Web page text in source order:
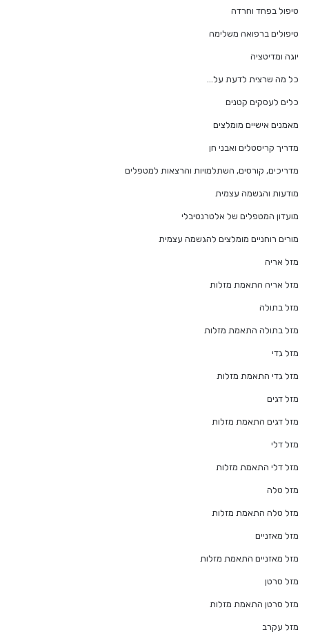
טיפול בפחד וחרדה
טיפולים ברפואה משלימה
יוגה ומדיטציה
כל מה שרצית לדעת על…
כלים לעסקים קטנים
מאמנים אישיים מומלצים
מדריך קריסטלים ואבני חן
מדריכים, קורסים, השתלמויות והרצאות למטפלים
מודעות והגשמה עצמית
מועדון המטפלים של אלטרנטיבלי
מורים רוחניים מומלצים להגשמה עצמית
מזל אריה
מזל אריה התאמת מזלות
מזל בתולה
מזל בתולה התאמת מזלות
מזל גדי
מזל גדי התאמת מזלות
מזל דגים
מזל דגים התאמת מזלות
מזל דלי
מזל דלי התאמת מזלות
מזל טלה
מזל טלה התאמת מזלות
מזל מאזניים
מזל מאזניים התאמת מזלות
מזל סרטן
מזל סרטן התאמת מזלות
מזל עקרב